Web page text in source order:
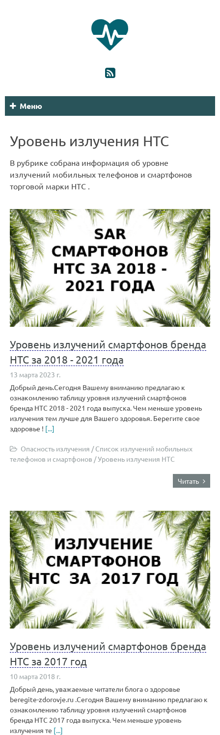
Меню
Уровень излучения HTC
В рубрике собрана информация об уровне
излучений мобильных телефонов и смартфонов
торговой марки HTC .
Уровень излучений смартфонов бренда
HTC за 2018 - 2021 года
13 марта 2023 г.
Добрый день.Сегодня Вашему вниманию предлагаю к
ознакомлению таблицу уровня излучений смартфонов
бренда HTC 2018 - 2021 года выпуска. Чем меньше уровень
излучения тем лучше для Вашего здоровья. Берегите свое
здоровье ! [...]
Опасность излучения /Список излучений мобильных
телефонов и смартфонов /Уровень излучения HTC
Читать
Уровень излучений смартфонов бренда
HTC за 2017 год
10 марта 2018 г.
Добрый день, уважаемые читатели блога о здоровье
beregite-zdorovje.ru .Сегодня Вашему вниманию предлагаю к
ознакомлению таблицу уровня излучений смартфонов
бренда HTC 2017 года выпуска. Чем меньше уровень
излучения те [...]